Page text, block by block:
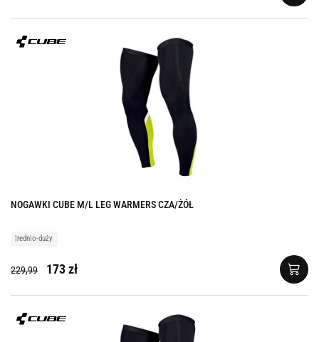
NOGAWKI CUBE M/L LEG WARMERS CZA/ŻÓŁ
¦rednio-duży
229,99 173 zł